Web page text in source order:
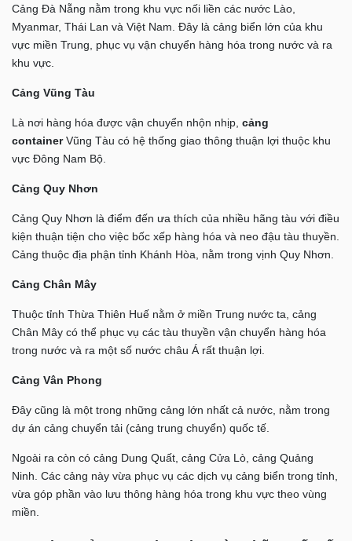
Cảng Đà Nẵng nằm trong khu vực nối liền các nước Lào,
Myanmar, Thái Lan và Việt Nam. Đây là cảng biển lớn của khu
vực miền Trung, phục vụ vận chuyển hàng hóa trong nước và ra
khu vực.
Cảng Vũng Tàu
Là nơi hàng hóa được vận chuyển nhộn nhịp, cảng
containerVũng Tàu có hệ thống giao thông thuận lợi thuộc khu
vực Đông Nam Bộ.
Cảng Quy Nhơn
Cảng Quy Nhơn là điểm đến ưa thích của nhiều hãng tàu với điều
kiện thuận tiện cho việc bốc xếp hàng hóa và neo đậu tàu thuyền.
Cảng thuộc địa phận tỉnh Khánh Hòa, nằm trong vịnh Quy Nhơn.
Cảng Chân Mây
Thuộc tỉnh Thừa Thiên Huế nằm ở miền Trung nước ta, cảng
Chân Mây có thể phục vụ các tàu thuyền vận chuyển hàng hóa
trong nước và ra một số nước châu Á rất thuận lợi.
Cảng Vân Phong
Đây cũng là một trong những cảng lớn nhất cả nước, nằm trong
dự án cảng chuyển tải (cảng trung chuyển) quốc tế.
Ngoài ra còn có cảng Dung Quất, cảng Cửa Lò, cảng Quảng
Ninh. Các cảng này vừa phục vụ các dịch vụ cảng biển trong tỉnh,
vừa góp phần vào lưu thông hàng hóa trong khu vực theo vùng
miền.